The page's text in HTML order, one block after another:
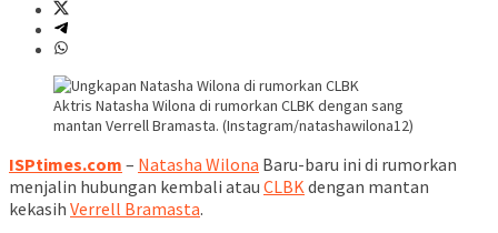
Aktris Natasha Wilona di rumorkan CLBK dengan sang
mantan Verrell Bramasta. (Instagram/natashawilona12)
ISPtimes.com – Natasha Wilona Baru-baru ini di rumorkan
menjalin hubungan kembali atau CLBKdengan mantan
kekasih Verrell Bramasta.